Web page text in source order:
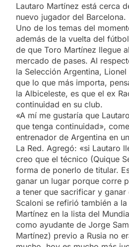
Lautaro Martínez está cerca
nuevo jugador del Barcelona.
Uno de los temas del
además de la vuelta del
de que Toro Martínez llegue
mercado de pases. Al
la Selección Argentina,
que lo que más importa,
la Albiceleste, es que el ex
continuidad en su club.
«A mí me gustaría que
que tenga continuidad»,
entrenador de Argentina en
La Red. Agregó: «si Lautaro
creo que el técnico (Quique
forma de ponerlo de titular.
ganar un lugar porque corre
a tener que sacrificar y ganar
Scaloni se refirió también a
Martínez en la lista del
como ayudante de Jorge
Martínez) previo a Rusia no